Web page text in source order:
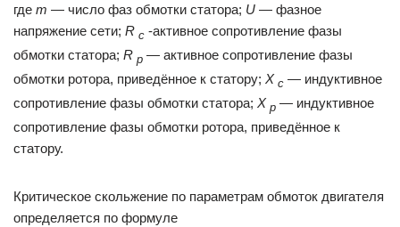
где m — число фаз обмотки статора; U — фазное
напряжение сети; R c -активное сопротивление фазы
обмотки статора; R p — активное сопротивление фазы
обмотки ротора, приведённое к статору; Х с — индуктивное
сопротивление фазы обмотки статора; Х р — индуктив­ное
сопротивление фазы обмотки ротора, приведённое к
статору.
Критическое скольжение по параметрам обмоток двигателя
определяется по формуле